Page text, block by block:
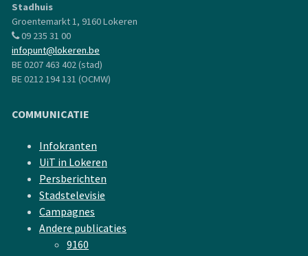
Stadhuis
Groentemarkt 1, 9160 Lokeren
09 235 31 00
infopunt@lokeren.be
BE 0207 463 402 (stad)
BE 0212 194 131 (OCMW)
COMMUNICATIE
Infokranten
UiT in Lokeren
Persberichten
Stadstelevisie
Campagnes
Andere publicaties
9160